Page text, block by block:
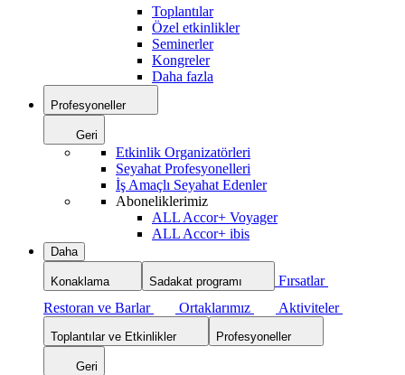
Toplantılar
Özel etkinlikler
Seminerler
Kongreler
Daha fazla
Profesyoneller
Geri
Etkinlik Organizatörleri
Seyahat Profesyonelleri
İş Amaçlı Seyahat Edenler
Aboneliklerimiz
ALL Accor+ Voyager
ALL Accor+ ibis
Daha
Konaklama Sadakat programı
Fırsatlar
Restoran ve Barlar
Ortaklarımız Aktiviteler
Toplantılar ve Etkinlikler Profesyoneller
Geri